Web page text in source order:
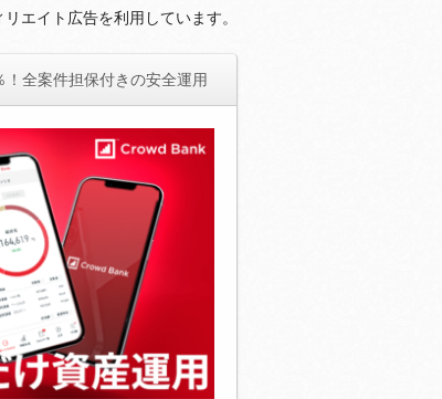
エイト広告を利用しています。
！全案件担保付きの安全運用